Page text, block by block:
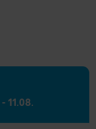
11.08.